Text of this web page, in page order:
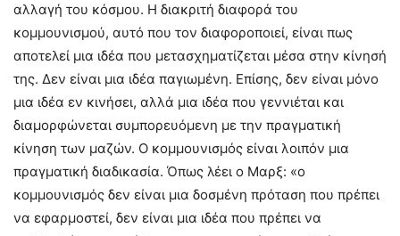
αλλαγή του κόσμου. Η διακριτή διαφορά του
κομμουνισμού, αυτό που τον διαφοροποιεί, είναι πως
αποτελεί μια ιδέα που μετασχηματίζεται μέσα στην κίνησή
της. Δεν είναι μια ιδέα παγιωμένη. Επίσης, δεν είναι μόνο
μια ιδέα εν κινήσει, αλλά μια ιδέα που γεννιέται και
διαμορφώνεται συμπορευόμενη με την πραγματική
κίνηση των μαζών. Ο κομμουνισμός είναι λοιπόν μια
πραγματική διαδικασία. Όπως λέει ο Μαρξ: «ο
κομμουνισμός δεν είναι μια δοσμένη πρόταση που πρέπει
να εφαρμοστεί, δεν είναι μια ιδέα που πρέπει να